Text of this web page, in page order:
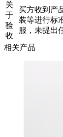
关
于
验
收
买方收到产
装等进行标
服，未提出
相关产品